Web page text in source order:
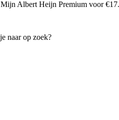
Mijn Albert Heijn Premium voor